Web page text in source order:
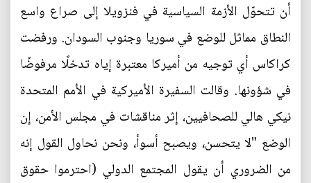
أن تتحوّل الأزمة السياسية في فنزويلا إلى صراع واسع
النطاق مماثل للوضع في سوريا وجنوب السودان. ورفضت
كراكاس أي توجيه من أميركا معتبرة إياه تدخلًا مرفوضًا
في شؤونها. وقالت السفيرة الأميركية في الأمم المتحدة
نيكي هالي للصحافيين، إثر مناقشات في مجلس الأمن، إن
الوضع "لا يتحسن، ويصبح أسوأ، ونحن نحاول القول إنه
من الضروري أن يقول المجتمع الدولي (احترموا حقوق